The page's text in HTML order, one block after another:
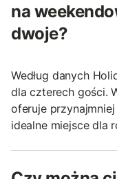
na
dwoje?
Według danych
dla czterech gości.
oferuje
idealne miejsce dla